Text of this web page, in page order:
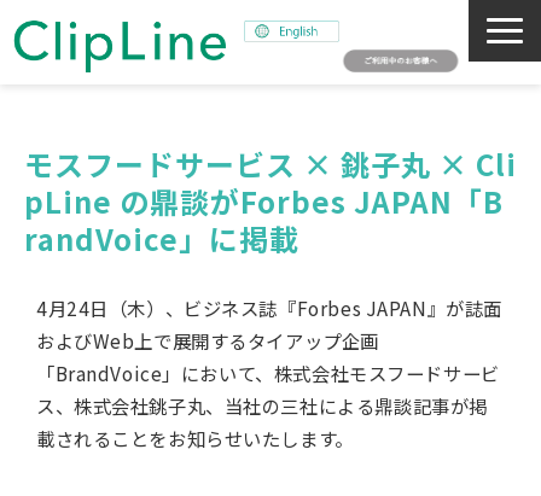
事業紹介
ミッション
ニュース
採用情報
SNAPSHOT
モスフードサービス × 銚子丸 × Cli
pLine の鼎談がForbes JAPAN「B
randVoice」に掲載
4月24日（木）、ビジネス誌『Forbes JAPAN』が誌面
およびWeb上で展開するタイアップ企画
「BrandVoice」において、株式会社モスフードサービ
ス、株式会社銚子丸、当社の三社による鼎談記事が掲
載されることをお知らせいたします。